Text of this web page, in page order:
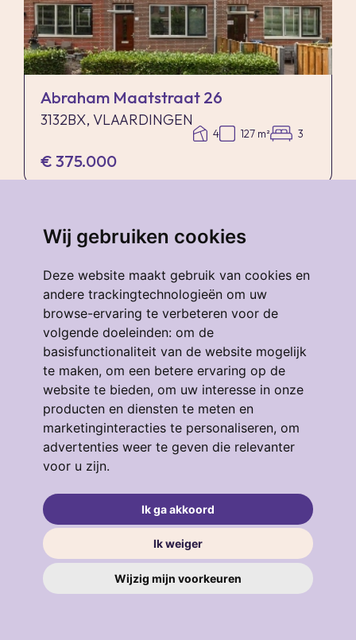
Wij gebruiken cookies
Deze website maakt gebruik van cookies en
andere trackingtechnologieën om uw
browse-ervaring te verbeteren voor de
volgende doeleinden: om de
basisfunctionaliteit van de website mogelijk
te maken, om een betere ervaring op de
website te bieden, om uw interesse in onze
producten en diensten te meten en
marketinginteracties te personaliseren, om
advertenties weer te geven die relevanter
voor u zijn.
Ik ga akkoord
Ik weiger
Wijzig mijn voorkeuren
Abraham Maatstraat 26
3132BX, VLAARDINGEN
4 127 m² 3
€ 375.000
verkocht.
Eendrachtstraat 64
3134GM, VLAARDINGEN
4 53 m²
€ 319.000
verkocht.